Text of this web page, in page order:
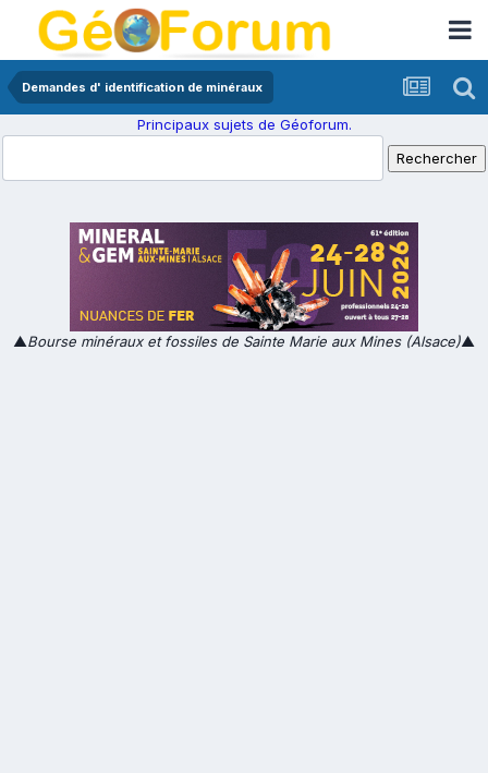
Demandes d' identification de minéraux
Principaux sujets de Géoforum.
▲Bourse minéraux et fossiles de Sainte Marie aux Mines (Alsace)▲